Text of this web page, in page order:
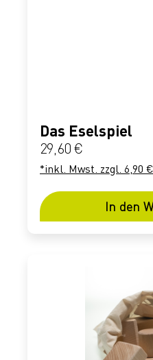
Das Eselspiel
Regulärer Preis:
29,60 €
*inkl. Mwst. zzgl. 6,90
In den